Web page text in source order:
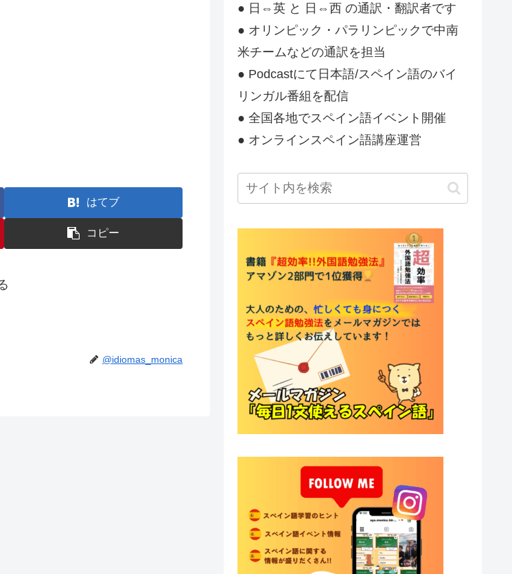
はてブ
コピー
@idiomas_monica
● 日⇔英 と 日⇔西 の通訳・翻訳者です
● オリンピック・パラリンピックで中南
米チームなどの通訳を担当
● Podcastにて日本語/スペイン語のバイ
リンガル番組を配信
● 全国各地でスペイン語イベント開催
● オンラインスペイン語講座運営